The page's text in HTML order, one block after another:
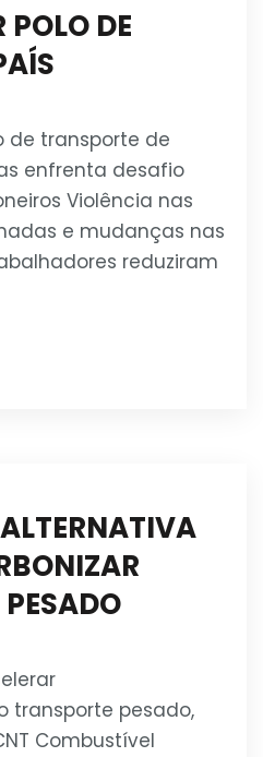
DE
de transporte de
enfrenta desafio
Violência nas
e mudanças nas
reduziram
transporte pesado,
Combustível